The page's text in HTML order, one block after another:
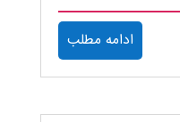
ادامه مطلب